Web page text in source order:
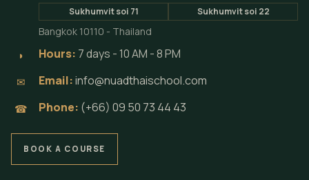
Sukhumvit soi 71 Sukhumvit soi 22
Bangkok 10110 - Thailand
◗ Hours: 7 days - 10 AM - 8 PM
✉ Email:info@nuadthaischool.com
☎ Phone: (+66) 09 50 73 44 43
BOOK A COURSE